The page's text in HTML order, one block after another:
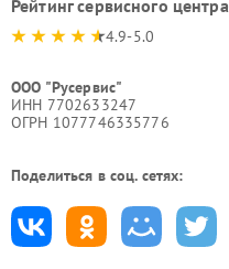
Рейтинг сервисного центра
4.9-5.0
ООО "Русервис"
ИНН 7702633247
ОГРН 1077746335776
Поделиться в соц. сетях: